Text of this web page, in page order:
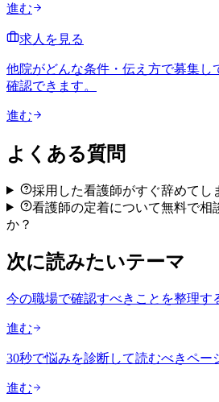
進む
求人を見る
他院がどんな条件・伝え方で募集し
確認できます。
進む
よくある質問
採用した看護師がすぐ辞めてし
看護師の定着について無料で相
か？
次に読みたいテーマ
今の職場で確認すべきことを整理す
進む
30秒で悩みを診断して読むべきペー
進む